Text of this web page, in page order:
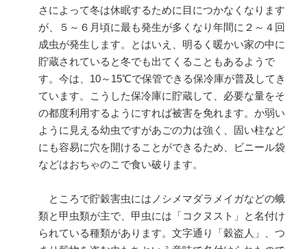
さによって冬は休眠するために目につかなくなります
が、５～６月頃に最も発生が多くなり年間に２～４回
成虫が発生します。とはいえ、明るく暖かい家の中に
貯蔵されていると冬でも出てくることもあるようで
す。今は、10～15℃で保管できる保冷庫が普及してき
ています。こうした保冷庫に貯蔵して、必要な量をそ
の都度利用するようにすれば被害を免れます。か弱い
ように見える幼虫ですがあごの力は強く、固い柱など
にも容易に穴を開けることができるため、ビニール袋
などはおちゃのこで食い破ります。
ところで貯穀害虫にはノシメマダラメイガなどの蛾
類と甲虫類が主で、甲虫には「コクヌスト」と名付け
られている種類があります。文字通り「穀盗人」、つ